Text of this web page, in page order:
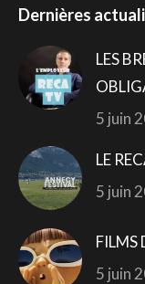
Dernières
LES
5 juin
LE
5 juin
FILMS
5 juin